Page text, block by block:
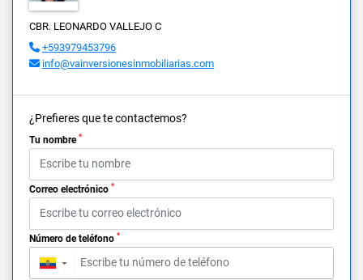
CBR. LEONARDO VALLEJO C
+593979453796
info@vainversionesinmobiliarias.com
¿Prefieres que te contactemos?
Tu nombre *
Correo electrónico *
Número de teléfono *
▼